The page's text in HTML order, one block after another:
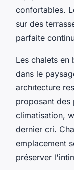
confortables.
sur des
parfaite
Les chalets en
dans le
architecture
proposant des
climatisation,
dernier cri.
emplacement
préserver